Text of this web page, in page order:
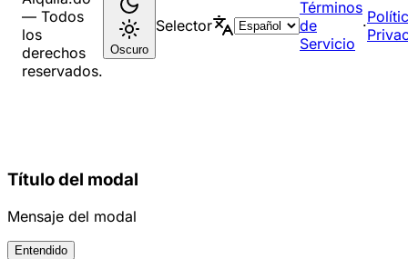
— Todos
los
derechos
reservados.
Oscuro
Selector
Términos
de
Servicio
·
Título del modal
Mensaje del modal
Entendido